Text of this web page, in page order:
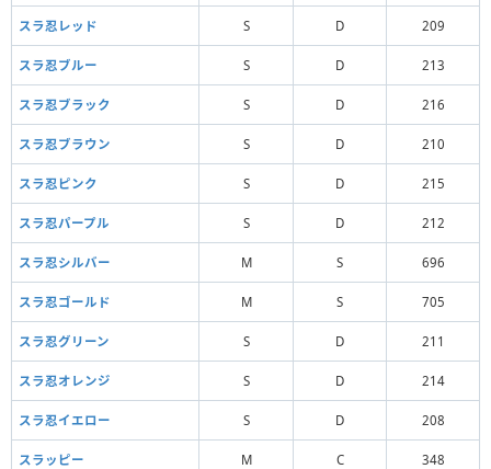
スラ忍レッド S D 209
スラ忍ブルー S D 213
スラ忍ブラック S D 216
スラ忍ブラウン S D 210
スラ忍ピンク S D 215
スラ忍パープル S D 212
スラ忍シルバー M S 696
スラ忍ゴールド M S 705
スラ忍グリーン S D 211
スラ忍オレンジ S D 214
スラ忍イエロー S D 208
スラッピー M C 348